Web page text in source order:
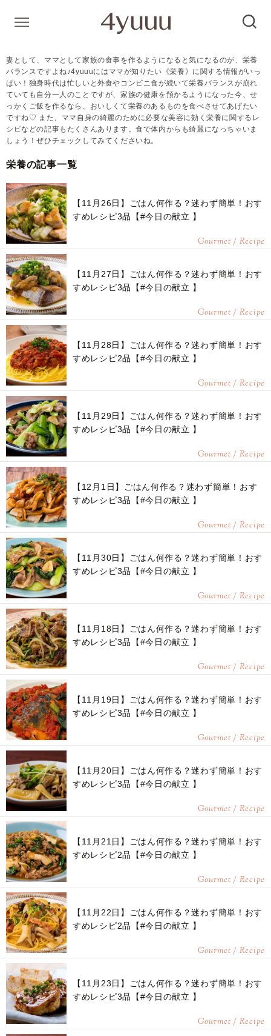
妻として、ママとして家族の食事を作るようになると気になるのが、栄養
バランスですよね♪4yuuuにはママが知りたい《栄養》に関する情報がいっ
ぱい！独身時代は忙しいと外食やコンビニ食が続いて栄養バランスが崩れ
ていても自分一人のことですが、家族の健康を預かるようになった今、せ
っかくご飯を作るなら、おいしくて栄養のあるものを食べさせてあげたい
ですね♡ また、ママ自身の綺麗のために必要な美容に効く栄養に関するレ
シピなどの記事もたくさんあります。食で体内からも綺麗になっちゃいま
しょう！ぜひチェックしてみてくださいね。
栄養の記事一覧
【11月26日】ごはん何作る？迷わず簡単！おす
すめレシピ3品【#今日の献立 】
Gourmet / Recipe
【11月27日】ごはん何作る？迷わず簡単！おす
すめレシピ3品【#今日の献立 】
Gourmet / Recipe
【11月28日】ごはん何作る？迷わず簡単！おす
すめレシピ2品【#今日の献立 】
Gourmet / Recipe
【11月29日】ごはん何作る？迷わず簡単！おす
すめレシピ3品【#今日の献立 】
Gourmet / Recipe
【12月1日】ごはん何作る？迷わず簡単！おす
すめレシピ3品【#今日の献立 】
Gourmet / Recipe
【11月30日】ごはん何作る？迷わず簡単！おす
すめレシピ3品【#今日の献立 】
Gourmet / Recipe
【11月18日】ごはん何作る？迷わず簡単！おす
すめレシピ3品【#今日の献立 】
Gourmet / Recipe
【11月19日】ごはん何作る？迷わず簡単！おす
すめレシピ3品【#今日の献立 】
Gourmet / Recipe
【11月20日】ごはん何作る？迷わず簡単！おす
すめレシピ3品【#今日の献立 】
Gourmet / Recipe
【11月21日】ごはん何作る？迷わず簡単！おす
すめレシピ2品【#今日の献立 】
Gourmet / Recipe
【11月22日】ごはん何作る？迷わず簡単！おす
すめレシピ2品【#今日の献立 】
Gourmet / Recipe
【11月23日】ごはん何作る？迷わず簡単！おす
すめレシピ3品【#今日の献立 】
Gourmet / Recipe